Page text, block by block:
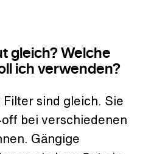
gleich? Welche
ich verwenden?
sind gleich. Sie
bei verschiedenen
Gängige